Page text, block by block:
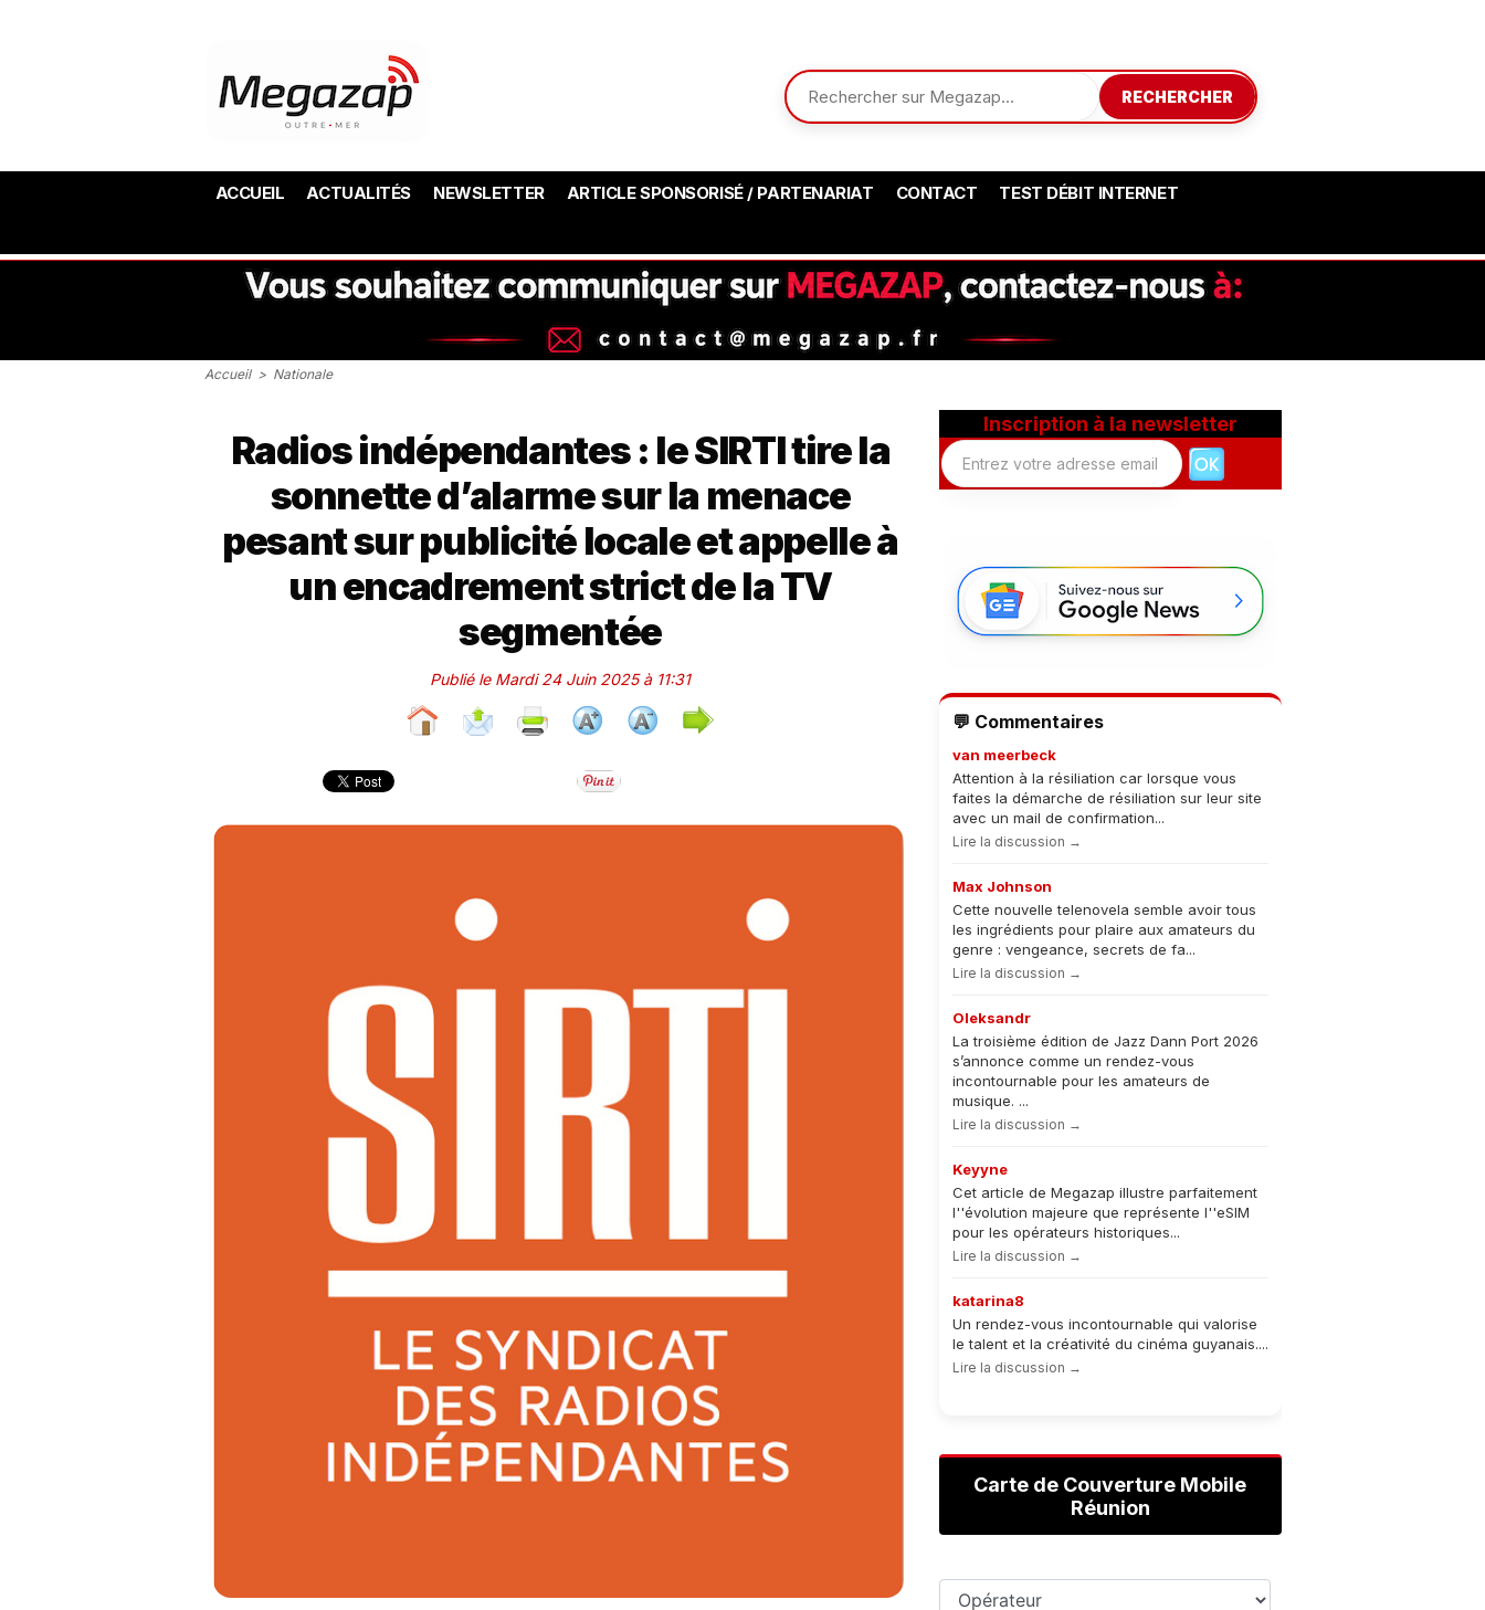
RECHERCHER
ACCUEIL ACTUALITÉS NEWSLETTER ARTICLE SPONSORISÉ / PARTENARIAT CONTACT TEST DÉBIT INTERNET
Accueil > Nationale
Radios indépendantes : le SIRTI tire la
sonnette d’alarme sur la menace
pesant sur publicité locale et appelle à
un encadrement strict de la TV
segmentée
Publié le Mardi 24 Juin 2025 à 11:31
Inscription à la newsletter
💬 Commentaires
van meerbeck
Attention à la résiliation car lorsque vous
faites la démarche de résiliation sur leur site
avec un mail de confirmation...
Lire la discussion →
Max Johnson
Cette nouvelle telenovela semble avoir tous
les ingrédients pour plaire aux amateurs du
genre : vengeance, secrets de fa...
Lire la discussion →
Oleksandr
La troisième édition de Jazz Dann Port 2026
s’annonce comme un rendez-vous
incontournable pour les amateurs de
musique. ...
Lire la discussion →
Keyyne
Cet article de Megazap illustre parfaitement
l''évolution majeure que représente l''eSIM
pour les opérateurs historiques...
Lire la discussion →
katarina8
Un rendez-vous incontournable qui valorise
le talent et la créativité du cinéma guyanais....
Lire la discussion →
Carte de Couverture Mobile
Réunion